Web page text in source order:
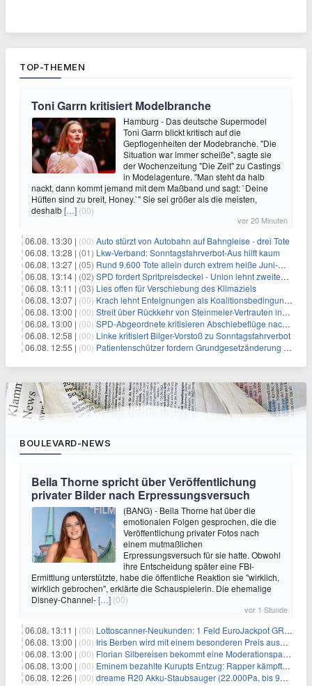
TOP-THEMEN
Toni Garrn kritisiert Modelbranche
Hamburg - Das deutsche Supermodel
Toni Garrn blickt kritisch auf die
Gepflogenheiten der Modebranche. "Die
Situation war immer scheiße", sagte sie
der Wochenzeitung "Die Zeit" zu Castings
in Modelagenture. "Man steht da halb
nackt, dann kommt jemand mit dem Maßband und sagt: `Deine
Hüften sind zu breit, Honey.`" Sie sei größer als die meisten,
deshalb[…] (00)
vor 20 Minuten
06.08. 13:30 | (00) Auto stürzt von Autobahn auf Bahngleise - drei Tote
06.08. 13:28 | (01) Lkw-Verband: Sonntagsfahrverbot-Aus hilft kaum
06.08. 13:27 | (05) Rund 9.600 Tote allein durch extrem heiße Juni-Woche
06.08. 13:14 | (02) SPD fordert Spritpreisdeckel - Union lehnt zweiten Tankrabatt ab
06.08. 13:11 | (03) Lies offen für Verschiebung des Klimaziels
06.08. 13:07 | (00) Krach lehnt Enteignungen als Koalitionsbedingung ab
06.08. 13:00 | (00) Streit über Rückkehr von Steinmeier-Vertrauten ins Auswärtige Amt
06.08. 13:00 | (00) SPD-Abgeordnete kritisieren Abschiebeflüge nach Afghanistan
06.08. 12:58 | (00) Linke kritisiert Bilger-Vorstoß zu Sonntagsfahrverbot
06.08. 12:55 | (00) Patientenschützer fordern Grundgesetzänderung für Hitzeschutz
BOULEVARD-NEWS
Bella Thorne spricht über Veröffentlichung
privater Bilder nach Erpressungsversuch
(BANG) - Bella Thorne hat über die
emotionalen Folgen gesprochen, die die
Veröffentlichung privater Fotos nach
einem mutmaßlichen
Erpressungsversuch für sie hatte. Obwohl
ihre Entscheidung später eine FBI-
Ermittlung unterstützte, habe die öffentliche Reaktion sie "wirklich,
wirklich gebrochen", erklärte die Schauspielerin. Die ehemalige
Disney-Channel-[…] (00)
vor 1 Stunde
06.08. 13:11 | (00) Lottoscanner-Neukunden: 1 Feld EuroJackpot GRATIS spielen
06.08. 13:00 | (00) Iris Berben wird mit einem besonderen Preis ausgezeichnet
06.08. 13:00 | (00) Florian Silbereisen bekommt eine Moderationspartnerin
06.08. 13:00 | (00) Eminem bezahlte Kurupts Entzug: Rapper kämpfte gegen lebensbedrohliche Alkoholsucht
06.08. 12:26 | (00) dreame R20 Akku-Staubsauger (22.000Pa, bis 90 Min. Laufzeit) für 169€